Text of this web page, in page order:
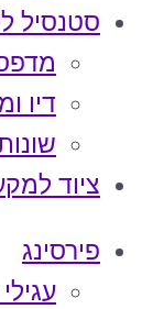
סטנסיל
דיו
ציוד
פירסינג